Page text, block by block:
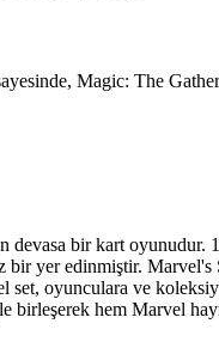
Magic: The
bir kart oyunudur.
bir yer edinmiştir.
oyunculara ve
hem Marvel